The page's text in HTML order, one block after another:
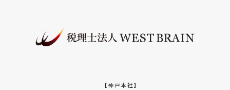
【神戸本社】